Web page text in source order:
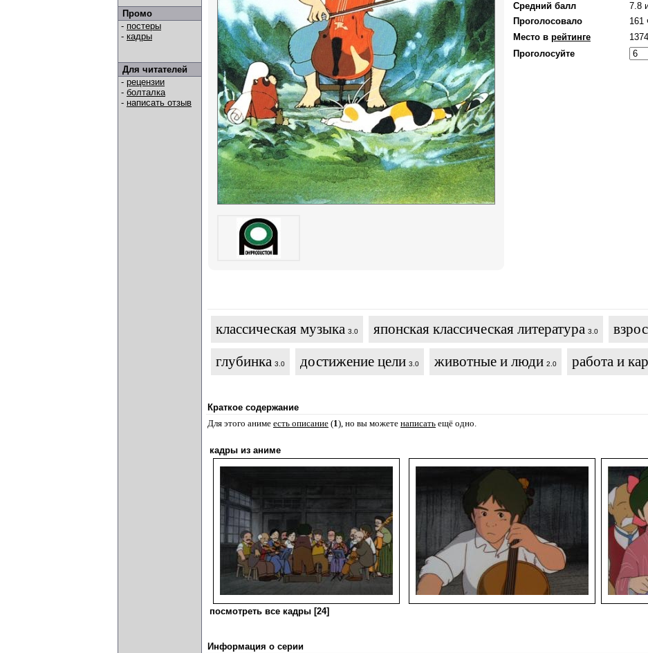
Промо
- постеры
- кадры
Для читателей
- рецензии
- болталка
- написать отзыв
Средний балл
7.8
Проголосовало
161
Место в рейтинге
Проголосуйте
классическая музыка 3.0 японская классическая литература 3.0
глубинка 3.0 достижение цели 3.0 животные и люди 2.0 работа и
Краткое содержание
Для этого аниме есть описание (1), но вы можете написать ещё одно.
кадры из аниме
посмотреть все кадры [24]
Информация о серии